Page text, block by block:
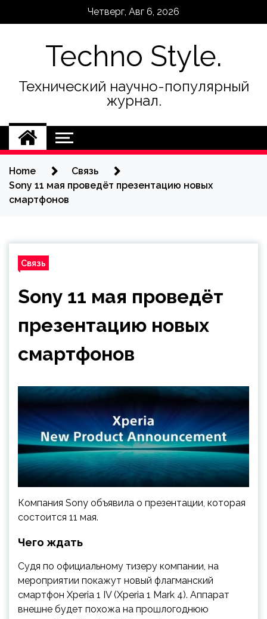
Четверг, Авг 6, 2026
Techno Style.
Технический научно-популярный
журнал.
Home
Связь
Sony 11 мая проведёт презентацию новых
смартфонов
Связь
Sony 11 мая проведёт
презентацию новых
смартфонов
Компания Sony объявила о презентации, которая
состоится 11 мая.
Чего ждать
Судя по официальному тизеру компании, на
мероприятии покажут новый флагманский
смартфон Xperia 1 IV (Xperia 1 Mark 4). Аппарат
внешне будет похожа на прошлогоднюю